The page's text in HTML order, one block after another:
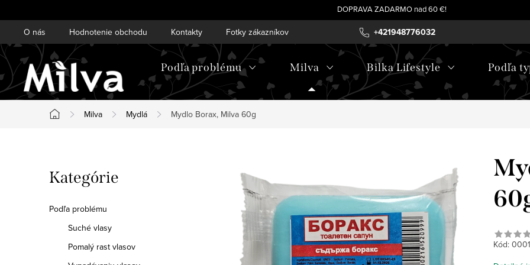
na
obsah
DOPRAVA ZADARMO nad 60 €!
+421948776032
O nás Hodnotenie obchodu Kontakty Fotky zákazníkov
Podľa problému Milva Bilka Lifestyle Podľa
Domov
Milva Mydlá Mydlo Borax, Milva 60g
o
č
Preskočiť
kategórie
Kategórie
Podľa problému
Suché vlasy
Pomalý rast vlasov
Kód: